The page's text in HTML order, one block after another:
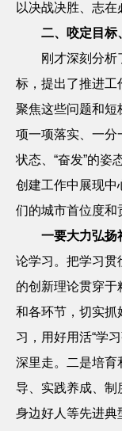
以决战决胜、志在
二、咬定目标
刚才深刻分
标，提出了推进工
聚焦这些问题和短
项一项落实、一分
状态、“奋发”的姿
创建工作中展现中
们的城市首位度和
一要大力弘扬
论学习。把学习贯
的创新理论贯穿于
和各环节，切实抓
习，用好用活“学
深里走。二是培育
导、实践养成、制
身边好人等先进典